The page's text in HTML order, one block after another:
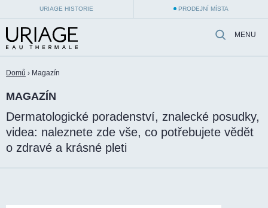
URIAGE HISTORIE PRODEJNÍ MÍSTA
MENU
Domů › Magazín
MAGAZÍN
Dermatologické poradenství, znalecké posudky,
videa: naleznete zde vše, co potřebujete vědět
o zdravé a krásné pleti